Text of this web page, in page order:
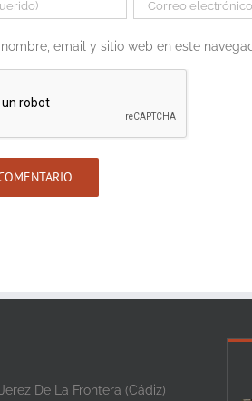
email y sitio web en este
De La Frontera (Cádiz)